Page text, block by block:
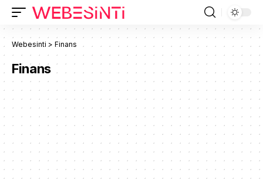
Webesinti > Finans
Finans